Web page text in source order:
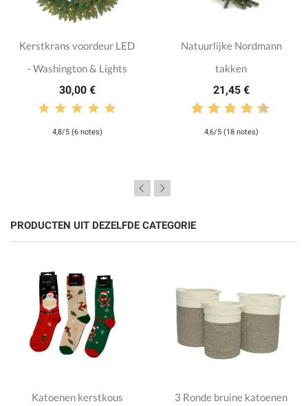
Kerstkrans voordeur LED
- Washington & Lights
30,00 €
4,8/5 (6 notes)
Natuurlijke Nordmann
takken
21,45 €
4,6/5 (18 notes)
PRODUCTEN UIT DEZELFDE CATEGORIE
Katoenen kerstkous 3 Ronde bruine katoenen